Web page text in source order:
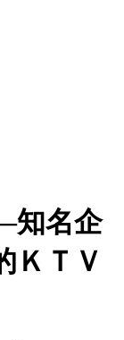
知名企
ＫＴＶ